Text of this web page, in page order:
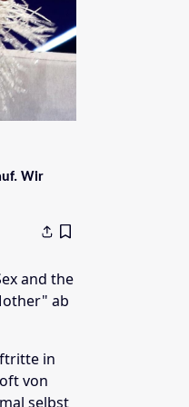
Wir
and the
ab
in
von
selbst